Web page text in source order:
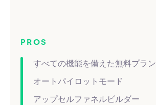
PROS
すべての機能を備えた無料プラン
オートパイロットモード
アップセルファネルビルダー